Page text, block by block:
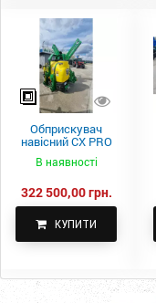
Обприскувач
навісний CX PRO
В наявності
322 500,00 грн.
КУПИТИ